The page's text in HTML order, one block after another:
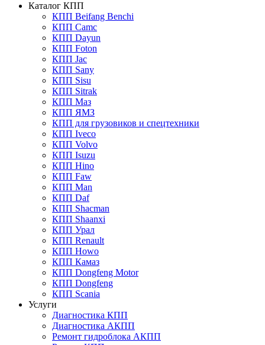
Каталог КПП
КПП Beifang Benchi
КПП Camc
КПП Dayun
КПП Foton
КПП Jac
КПП Sany
КПП Sisu
КПП Sitrak
КПП Маз
КПП ЯМЗ
КПП для грузовиков и спецтехники
КПП Iveco
КПП Volvo
КПП Isuzu
КПП Hino
КПП Faw
КПП Man
КПП Daf
КПП Shacman
КПП Shaanxi
КПП Урал
КПП Renault
КПП Howo
КПП Камаз
КПП Dongfeng Motor
КПП Dongfeng
КПП Scania
Услуги
Диагностика КПП
Диагностика АКПП
Ремонт гидроблока АКПП